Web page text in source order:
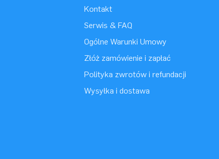
Kontakt
Serwis & FAQ
Ogólne Warunki Umowy
Złóż zamówienie i zapłać
Polityka zwrotów i refundacji
Wysyłka i dostawa